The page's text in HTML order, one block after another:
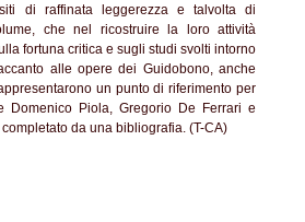
di raffinata leggerezza e talvolta di
che nel ricostruire la loro attività
fortuna critica e sugli studi svolti intorno
alle opere dei Guidobono, anche
un punto di riferimento per
Domenico Piola, Gregorio De Ferrari e
da una bibliografia. (T-CA)